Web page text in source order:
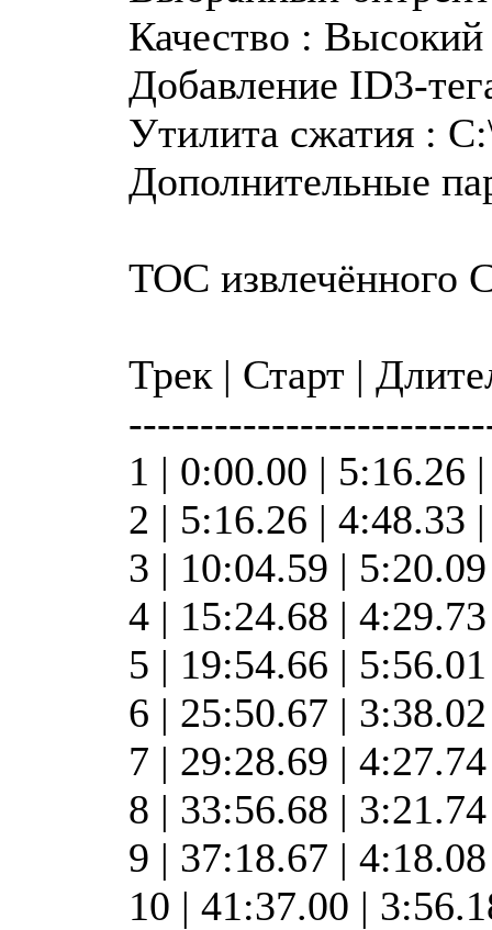
Качество : Высокий
Добавление ID3-
Утилита сжатия :
Дополнительные
TOC извлечённого
Трек | Старт |
1 | 0:00.00 | 5:16.26
2 | 5:16.26 | 4:48.33
3 | 10:04.59 |
4 | 15:24.68 |
5 | 19:54.66 |
6 | 25:50.67 |
7 | 29:28.69 |
8 | 33:56.68 |
9 | 37:18.67 |
10 | 41:37.00 |